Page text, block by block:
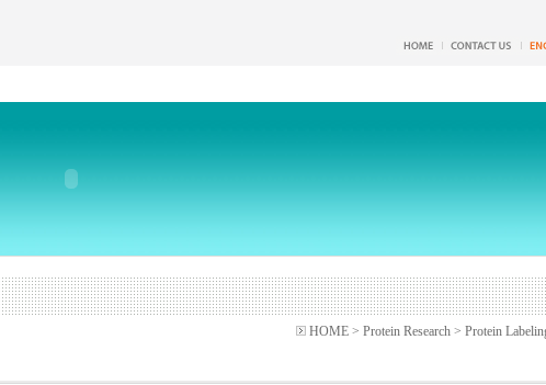
HOME > Protein Research > Protein